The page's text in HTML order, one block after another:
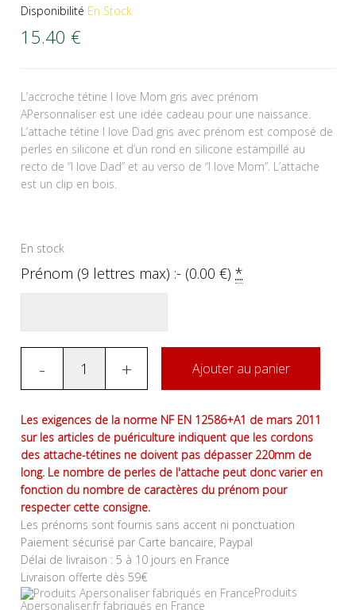
Disponibilité En Stock
15.40 €
L’accroche tétine I love Mom gris avec prénom
APersonnaliser est une idée cadeau pour une naissance.
L’attache tétine I love Dad gris avec prénom est composé de
perles en silicone et d’un rond en silicone estampillé au
recto de “I love Dad” et au verso de “I love Mom”. L’attache
est un clip en bois.
En stock
Prénom (9 lettres max) :- (0.00€)*
- + Ajouter au panier
Les exigences de la norme NF EN 12586+A1 de mars 2011
sur les articles de puériculture indiquent que les cordons
des attache-tétines ne doivent pas dépasser 220mm de
long. Le nombre de perles de l'attache peut donc varier en
fonction du nombre de caractères du prénom pour
respecter cette consigne.
Les prénoms sont fournis sans accent ni ponctuation
Paiement sécurisé par Carte bancaire, Paypal
Délai de livraison : 5 à 10 jours en France
Livraison offerte dès 59€
Produits
Apersonaliser.fr fabriqués en France